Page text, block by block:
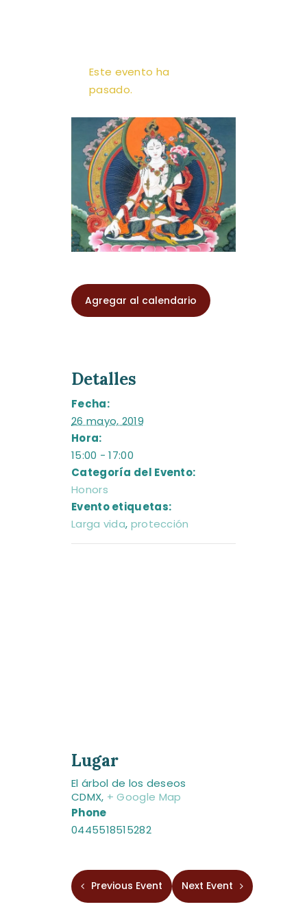
A.M.T. MÉXICO
Este evento ha
pasado.
Agregar al calendario
Detalles
Fecha:
26 mayo, 2019
Hora:
15:00 - 17:00
Categoría del Evento:
Honors
Evento etiquetas:
Larga vida, protección
Lugar
El árbol de los deseos
CDMX, + Google Map
Phone
0445518515282
Previous Event Next Event